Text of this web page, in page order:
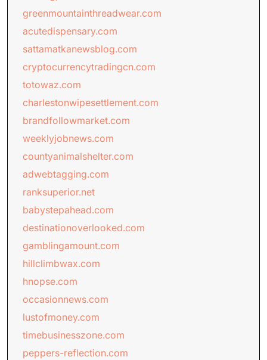
greenmountainthreadwear.com
acutedispensary.com
sattamatkanewsblog.com
cryptocurrencytradingcn.com
totowaz.com
charlestonwipesettlement.com
brandfollowmarket.com
weeklyjobnews.com
countyanimalshelter.com
adwebtagging.com
ranksuperior.net
babystepahead.com
destinationoverlooked.com
gamblingamount.com
hillclimbwax.com
hnopse.com
occasionnews.com
lustofmoney.com
timebusinesszone.com
peppers-reflection.com